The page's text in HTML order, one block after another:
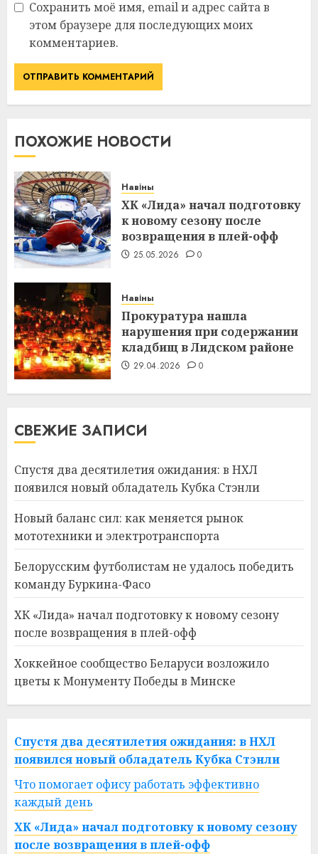
Сохранить моё имя, email и адрес сайта в
этом браузере для последующих моих
комментариев.
ПОХОЖИЕ НОВОСТИ
Навіны
ХК «Лида» начал подготовку
к новому сезону после
возвращения в плей-офф
25.05.2026 0
Навіны
Прокуратура нашла
нарушения при содержании
кладбищ в Лидском районе
29.04.2026 0
СВЕЖИЕ ЗАПИСИ
Спустя два десятилетия ожидания: в НХЛ
появился новый обладатель Кубка Стэнли
Новый баланс сил: как меняется рынок
мототехники и электротранспорта
Белорусским футболистам не удалось победить
команду Буркина-Фасо
ХК «Лида» начал подготовку к новому сезону
после возвращения в плей-офф
Хоккейное сообщество Беларуси возложило
цветы к Монументу Победы в Минске
Спустя два десятилетия ожидания: в НХЛ
появился новый обладатель Кубка Стэнли
Что помогает офису работать эффективно
каждый день
ХК «Лида» начал подготовку к новому сезону
после возвращения в плей-офф